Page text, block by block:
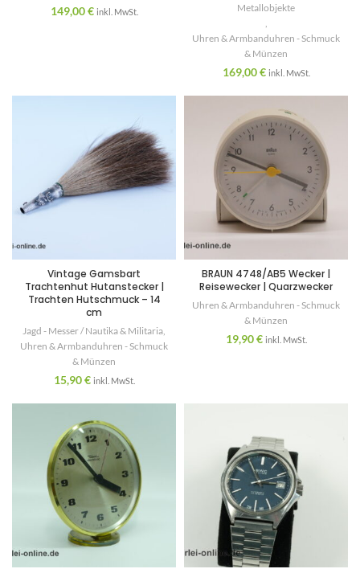
149,00€ inkl. MwSt.
Metallobjekte
Uhren & Armbanduhren - Schmuck
& Münzen
169,00€ inkl. MwSt.
Vintage Gamsbart
Trachtenhut Hutanstecker |
Trachten Hutschmuck – 14
cm
Jagd - Messer / Nautika & Militaria
Uhren & Armbanduhren - Schmuck
& Münzen
15,90€ inkl. MwSt.
BRAUN 4748/AB5 Wecker |
Reisewecker | Quarzwecker
Uhren & Armbanduhren - Schmuck
& Münzen
19,90€ inkl. MwSt.